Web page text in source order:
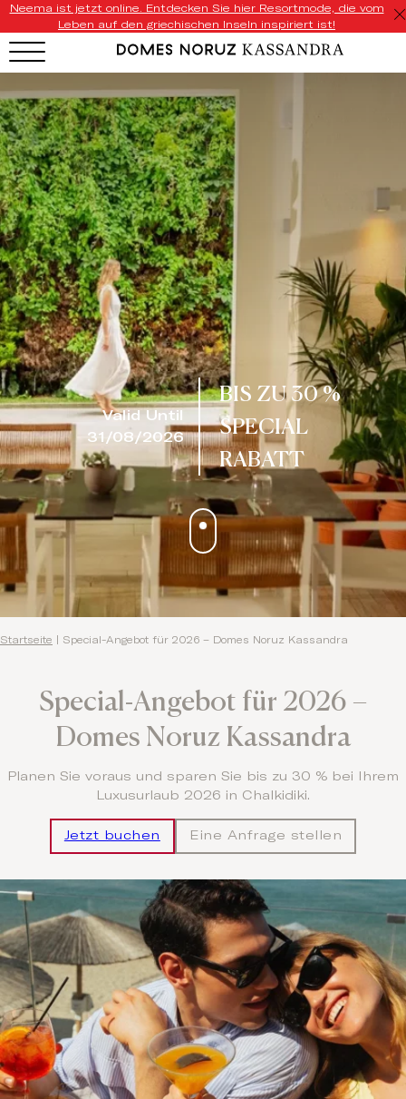
Neema ist jetzt online. Entdecken Sie hier Resortmode, die vom
Leben auf den griechischen Inseln inspiriert ist!
Valid Until
31/08/2026
BIS ZU 30 %
SPECIAL
RABATT
Startseite Special-Angebot für 2026 – Domes Noruz Kassandra
Special-Angebot für 2026 –
Domes Noruz Kassandra
Planen Sie voraus und sparen Sie bis zu 30 % bei Ihrem
Luxusurlaub 2026 in Chalkidiki.
Jetzt buchen Eine Anfrage stellen